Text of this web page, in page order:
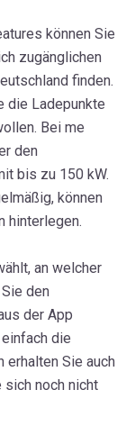
können Sie
zugänglichen
finden.
die Ladepunkte
Bei me
den
bis zu 150 kW.
können
hinterlegen.
an welcher
den
der App
die
erhalten Sie auch
noch nicht